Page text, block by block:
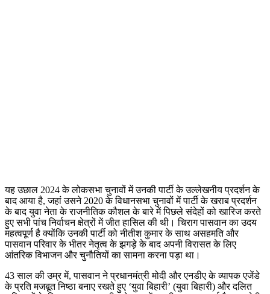
यह उछाल 2024 के लोकसभा चुनावों में उनकी पार्टी के उल्लेखनीय प्रदर्शन के
बाद आया है, जहां उसने 2020 के विधानसभा चुनावों में पार्टी के खराब प्रदर्शन
के बाद युवा नेता के राजनीतिक कौशल के बारे में पिछले संदेहों को खारिज करते
हुए सभी पांच निर्वाचन क्षेत्रों में जीत हासिल की थी। चिराग पासवान का उदय
महत्वपूर्ण है क्योंकि उनकी पार्टी को नीतीश कुमार के साथ असहमति और
पासवान परिवार के भीतर नेतृत्व के झगड़े के बाद अपनी विरासत के लिए
आंतरिक विभाजन और चुनौतियों का सामना करना पड़ा था।
43 साल की उम्र में, पासवान ने प्रधानमंत्री मोदी और एनडीए के व्यापक एजेंडे
के प्रति मजबूत निष्ठा बनाए रखते हुए ‘युवा बिहारी’ (युवा बिहारी) और दलित